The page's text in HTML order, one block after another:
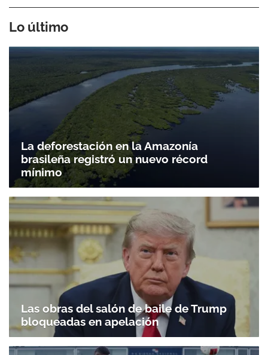
Lo último
La deforestación en la Amazonía
brasileña registró un nuevo récord
mínimo
Las obras del salón de baile de Trump
bloqueadas en apelación